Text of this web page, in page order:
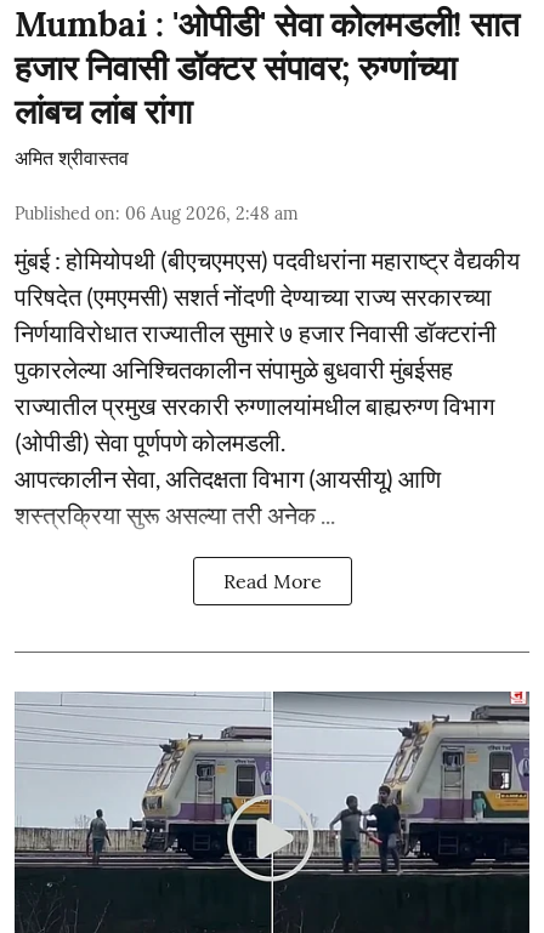
Mumbai : 'ओपीडी' सेवा कोलमडली! सात
हजार निवासी डॉक्टर संपावर; रुग्णांच्या
लांबच लांब रांगा
अमित श्रीवास्तव
Published on: 06 Aug 2026, 2:48 am
मुंबई : होमियोपथी (बीएचएमएस) पदवीधरांना महाराष्ट्र वैद्यकीय
परिषदेत (एमएमसी) सशर्त नोंदणी देण्याच्या राज्य सरकारच्या
निर्णयाविरोधात राज्यातील सुमारे ७ हजार निवासी डॉक्टरांनी
पुकारलेल्या अनिश्चितकालीन संपामुळे बुधवारी मुंबईसह
राज्यातील प्रमुख सरकारी रुग्णालयांमधील बाह्यरुग्ण विभाग
(ओपीडी) सेवा पूर्णपणे कोलमडली.
आपत्कालीन सेवा, अतिदक्षता विभाग (आयसीयू) आणि
शस्त्रक्रिया सुरू असल्या तरी अनेक ...
Read More